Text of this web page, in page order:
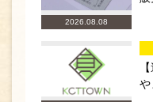
2026.08.08
や